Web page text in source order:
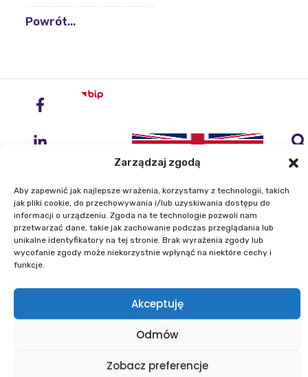
Zarządzaj zgodą
Aby zapewnić jak najlepsze wrażenia, korzystamy z technologii, takich
jak pliki cookie, do przechowywania i/lub uzyskiwania dostępu do
informacji o urządzeniu. Zgoda na te technologie pozwoli nam
przetwarzać dane, takie jak zachowanie podczas przeglądania lub
unikalne identyfikatory na tej stronie. Brak wyrażenia zgody lub
wycofanie zgody może niekorzystnie wpłynąć na niektóre cechy i
funkcje.
Akceptuję
Odmów
Zobacz preferencje
Powrót...
Instytut Geodezji i Kartografii
ul. Zygmunta Modzelewskiego 27
Telefon: +48 22 329 19 00
E-mail: igik@igik.edu.pl
Plan równości płci
Polityka plików cookies